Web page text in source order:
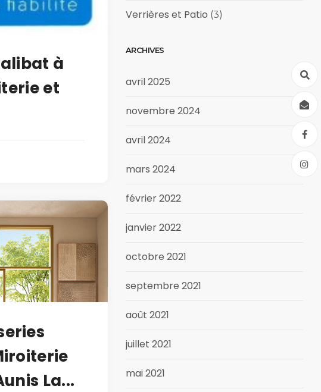
à
et
La...
Verrières et Patio (3)
ARCHIVES
avril 2025
novembre 2024
avril 2024
mars 2024
février 2022
janvier 2022
octobre 2021
septembre 2021
août 2021
juillet 2021
mai 2021